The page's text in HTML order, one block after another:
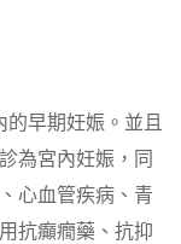
的早期妊娠。並且
為宮內妊娠，同
心血管疾病、青
抗癲癇藥、抗抑